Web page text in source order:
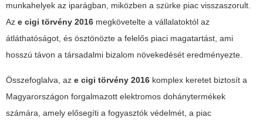
munkahelyek az iparágban, miközben a szürke piac visszaszorult.
Az e cigi törvény 2016 megkövetelte a vállalatoktól az
átláthatóságot, és ösztönözte a felelős piaci magatartást, ami
hosszú távon a társadalmi bizalom növekedését eredményezte.
Összefoglalva, az e cigi törvény 2016 komplex keretet biztosít a
Magyarországon forgalmazott elektromos dohánytermékek
számára, amely elősegíti a fogyasztók védelmét, a piac